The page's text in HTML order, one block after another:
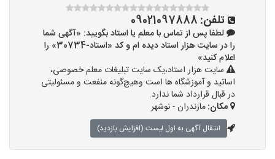
تلفن: 09021097888
لطفا پس از تماس با معلم یا استاد بگویید: «آگهی شما
را در سایت هزار استاد دیده ام و کد «استاد-30734» را
اعلام کنید»
سایت هزار استاد،یک سایت تبلیغات معلم خصوصی،
اساتید و آموزشگاه ها است وهیچ‌گونه منفعت و مسئولیتی
در قبال قرارداد شما ندارد.
مکان:مازندران - نوشهر
انتقال آگهی به اول لیست (افزایش بازدید)